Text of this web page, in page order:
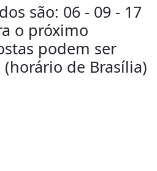
são: 06 - 09 - 17
o próximo
podem ser
de Brasília)